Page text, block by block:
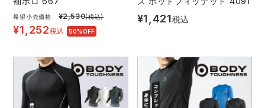
希望小売価格 ¥2,530(税込)
¥1,252税込 50%OFF
¥1,421税込